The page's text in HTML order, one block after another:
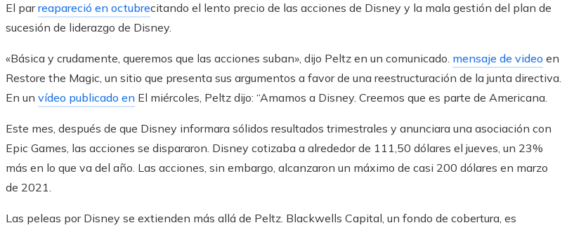
El parreapareció en octubrecitando el lento precio de las acciones de Disney y la mala gestión del plan de
sucesión de liderazgo de Disney.
«Básica y crudamente, queremos que las acciones suban», dijo Peltz en un comunicado. mensaje de video en
Restore the Magic, un sitio que presenta sus argumentos a favor de una reestructuración de la junta directiva.
En un vídeo publicado en El miércoles, Peltz dijo: “Amamos a Disney. Creemos que es parte de Americana.
Este mes, después de que Disney informara sólidos resultados trimestrales y anunciara una asociación con
Epic Games, las acciones se dispararon. Disney cotizaba a alrededor de 111,50 dólares el jueves, un 23%
más en lo que va del año. Las acciones, sin embargo, alcanzaron un máximo de casi 200 dólares en marzo
de 2021.
Las peleas por Disney se extienden más allá de Peltz. Blackwells Capital, un fondo de cobertura, es